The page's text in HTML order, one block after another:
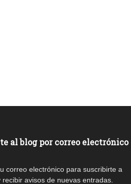
al blog por correo electrónico
correo electrónico para suscribirte a
recibir avisos de nuevas entradas.